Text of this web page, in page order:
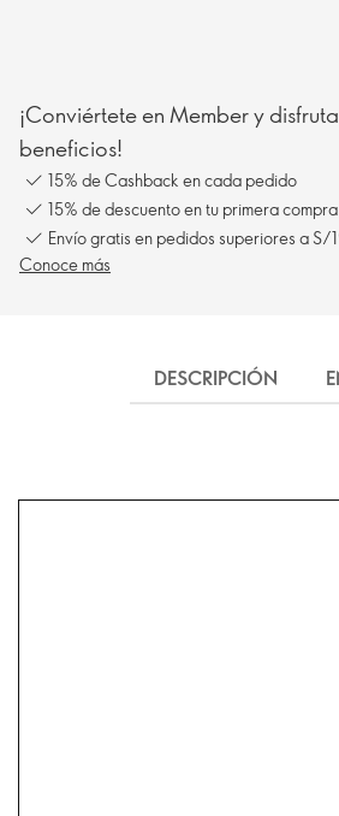
¡Conviértete en Member y
beneficios!
15% de Cashback en cada pedido
15% de descuento en tu primera compra
Envío gratis en pedidos superiores a S/
Conoce más
DESCRIPCIÓN